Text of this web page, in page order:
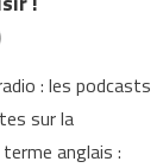
: les podcasts
sur la
anglais :